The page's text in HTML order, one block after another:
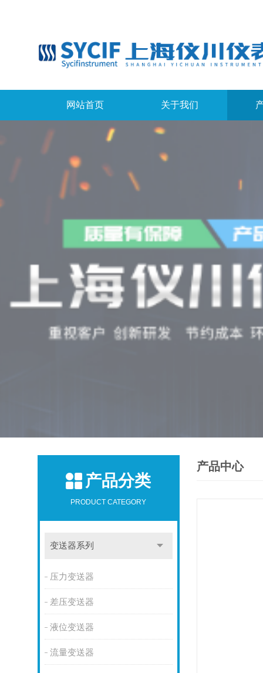
网站首页 关于我们
产品分类
PRODUCT CATEGORY
变送器系列
压力变送器
差压变送器
液位变送器
流量变送器
产品中心